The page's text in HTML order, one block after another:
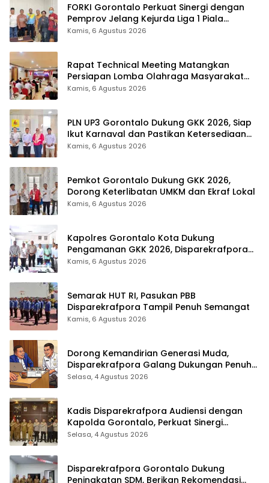
FORKI Gorontalo Perkuat Sinergi dengan
Pemprov Jelang Kejurda Liga 1 Piala
Gubernur 2026
Kamis, 6 Agustus 2026
Rapat Technical Meeting Matangkan
Persiapan Lomba Olahraga Masyarakat
Tingkat Provinsi Gorontalo
Kamis, 6 Agustus 2026
PLN UP3 Gorontalo Dukung GKK 2026, Siap
Ikut Karnaval dan Pastikan Ketersediaan
Listrik
Kamis, 6 Agustus 2026
Pemkot Gorontalo Dukung GKK 2026,
Dorong Keterlibatan UMKM dan Ekraf Lokal
Kamis, 6 Agustus 2026
Kapolres Gorontalo Kota Dukung
Pengamanan GKK 2026, Disparekrafpora
Perkuat Sinergi Lintas Sektor
Kamis, 6 Agustus 2026
Semarak HUT RI, Pasukan PBB
Disparekrafpora Tampil Penuh Semangat
Kamis, 6 Agustus 2026
Dorong Kemandirian Generasi Muda,
Disparekrafpora Galang Dukungan Penuh
Para Aleg Deprov
Selasa, 4 Agustus 2026
Kadis Disparekrafpora Audiensi dengan
Kapolda Gorontalo, Perkuat Sinergi
Sukseskan Gorontalo Karnaval Karawo
Selasa, 4 Agustus 2026
Disparekrafpora Gorontalo Dukung
Peningkatan SDM, Berikan Rekomendasi